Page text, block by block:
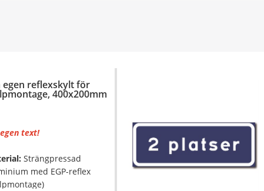
egen reflexskylt för
400x200mm
text!
Strängpressad
med EGP-reflex